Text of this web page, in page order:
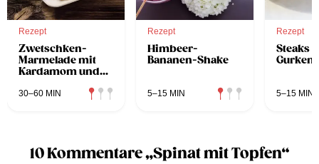
Rezept
Zwetschken-
Marmelade mit
Kardamom und
30–60 MIN
Rezept
Himbeer-
Bananen-Shake
5–15 MIN
Rezept
Steaks
5–15 MIN
10 Kommentare „Spinat mit Topfen“